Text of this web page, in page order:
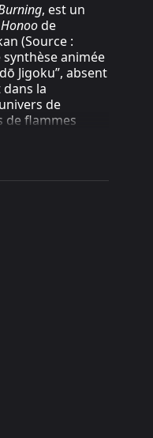
, est un
de
(Source :
animée
Jigoku”, absent
dans la
de
de flammes
Network,
durée
Source :
Anime News
quelques
en
original ayant